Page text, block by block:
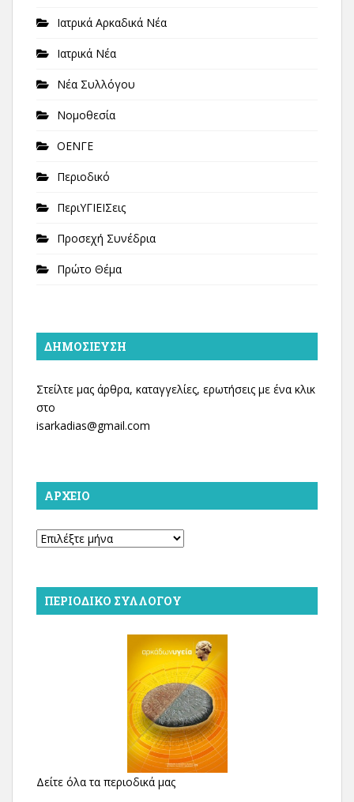
Ιατρικά Αρκαδικά Νέα
Ιατρικά Νέα
Νέα Συλλόγου
Νομοθεσία
ΟΕΝΓΕ
Περιοδικό
ΠεριΥΓΙΕΙΣεις
Προσεχή Συνέδρια
Πρώτο Θέμα
ΔΗΜΟΣΊΕΥΣΗ
Στείλτε μας άρθρα, καταγγελίες, ερωτήσεις με ένα κλικ
στο
isarkadias@gmail.com
ΑΡΧΕΊΟ
Αρχείο
ΠΕΡΙΟΔΙΚΌ ΣΥΛΛΌΓΟΥ
Δείτε όλα τα περιοδικά μας